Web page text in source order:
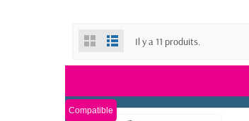
Il y a 11 produits.
Compatible